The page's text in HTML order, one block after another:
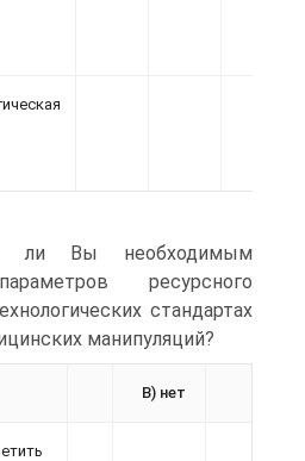
ли Вы необходимым
ресурсного
стандартах
манипуляций?
В) нет